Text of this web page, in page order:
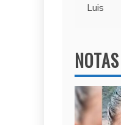
Luis